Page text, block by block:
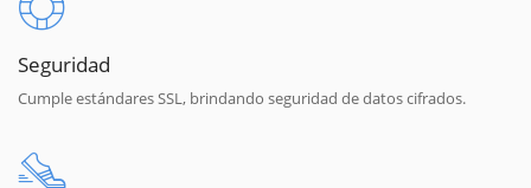
Seguridad
Cumple estándares SSL, brindando seguridad de datos cifrados.